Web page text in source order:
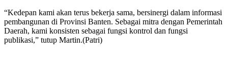
“Kedepan kami akan terus bekerja sama, bersinergi dalam informasi
pembangunan di Provinsi Banten. Sebagai mitra dengan Pemerintah
Daerah, kami konsisten sebagai fungsi kontrol dan fungsi
publikasi,” tutup Martin.(Patri)